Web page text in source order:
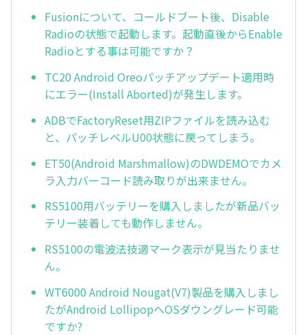
Fusionについて、コールドブート後、Disable
Radioの状態で起動します。起動直後からEnable
Radioとする事は可能ですか？
TC20 Android Oreoパッチアップデート適用時
にエラー(Install Aborted)が発生します。
ADBでFactoryReset用ZIPファイルを読み込む
と、パッチレベルU00状態に戻ってしまう。
ET50(Android Marshmallow)のDWDEMOでカメ
ラ入力バーコード読み取りが出来ません。
RS5100用バッテリーを購入しましたが新品バッ
テリー装着しても動作しません。
RS5100の電波法技適マーク表示が見当たりませ
ん。
WT6000 Android Nougat(V7)製品を購入しまし
たがAndroid LollipopへOSダウングレード可能
ですか?